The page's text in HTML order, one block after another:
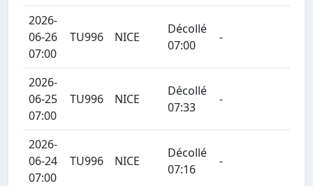
2026-
06-26
07:00
TU996 NICE
Décollé
07:00
-
2026-
06-25
07:00
TU996 NICE
Décollé
07:33
-
2026-
06-24
07:00
TU996 NICE
Décollé
07:16
-